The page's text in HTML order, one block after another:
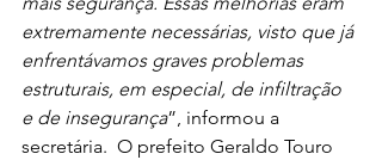
extremamente necessárias, visto que já
enfrentávamos graves problemas
estruturais, em especial, de infiltração
e de insegurança”, informou a
secretária.  O prefeito Geraldo Touro